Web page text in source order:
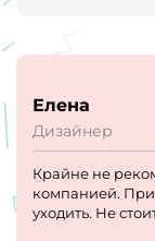
Елена
Дизайнер
Крайне не
компанией.
уходить. Не